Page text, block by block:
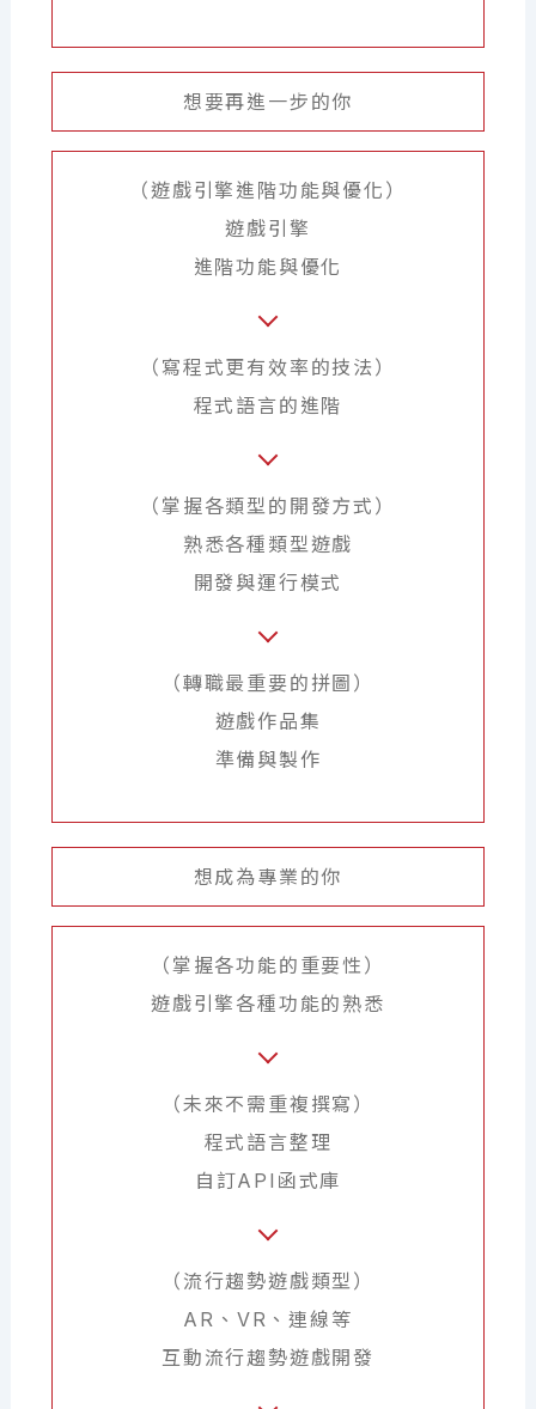
想要再進一步的你
（遊戲引擎進階功能與優化）
遊戲引擎
進階功能與優化
（寫程式更有效率的技法）
程式語言的進階
（掌握各類型的開發方式）
熟悉各種類型遊戲
開發與運行模式
（轉職最重要的拼圖）
遊戲作品集
準備與製作
想成為專業的你
（掌握各功能的重要性）
遊戲引擎各種功能的熟悉
（未來不需重複撰寫）
程式語言整理
自訂API函式庫
（流行趨勢遊戲類型）
AR、VR、連線等
互動流行趨勢遊戲開發